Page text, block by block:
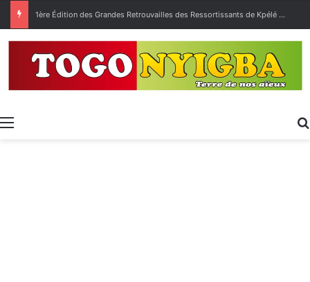
1ère Édition des Grandes Retrouvailles des Ressortissants de Kpélé Govié Apégamé / Sokpé
Menu